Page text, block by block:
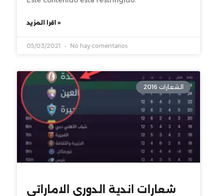
اقرا المزيد »
05/03/2021 No hay comentarios
الشعارات 2016
شعارات اندية الدوري الاماراتي